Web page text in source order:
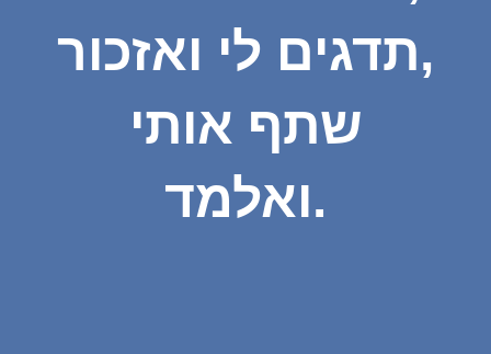
תדגים לי ואזכור,
שתף אותי
ואלמד.